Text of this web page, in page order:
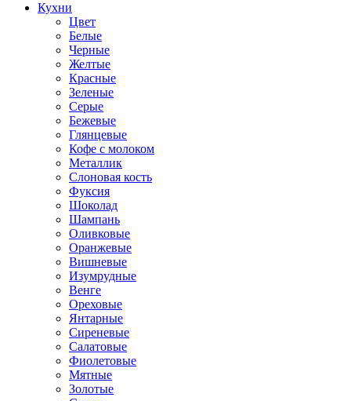
Кухни
Цвет
Белые
Черные
Желтые
Красные
Зеленые
Серые
Бежевые
Глянцевые
Кофе с молоком
Металлик
Слоновая кость
Фуксия
Шоколад
Шампань
Оливковые
Оранжевые
Вишневые
Изумрудные
Венге
Ореховые
Янтарные
Сиреневые
Салатовые
Фиолетовые
Мятные
Золотые